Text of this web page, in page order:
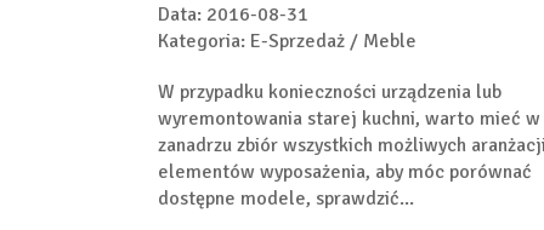
Data: 2016-08-31
Kategoria: E-Sprzedaż / Meble
W przypadku konieczności urządzenia lub
wyremontowania starej kuchni, warto mieć w
zanadrzu zbiór wszystkich możliwych
elementów wyposażenia, aby móc porównać
dostępne modele, sprawdzić...